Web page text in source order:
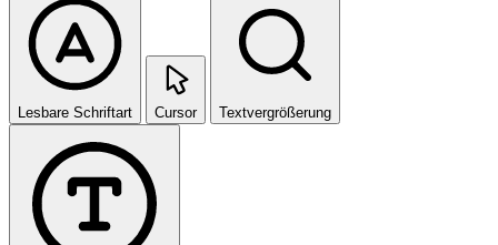
Lesbare Schriftart Cursor Textvergrößerung